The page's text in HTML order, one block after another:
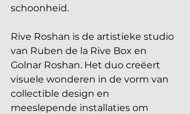
schoonheid.
Rive Roshan is de artistieke studio
van Ruben de la Rive Box en
Golnar Roshan. Het duo creëert
visuele wonderen in de vorm van
collectible design en
meeslepende installaties om